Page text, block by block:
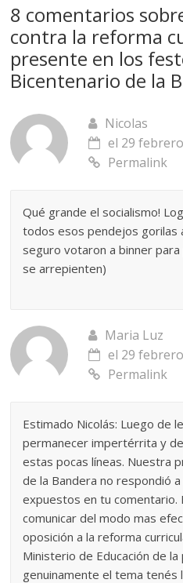
8 comentarios
contra la reforma
presente en los
Bicentenario de la
Nicolas
el 29
Permalink
Qué grande el socialismo!
todos esos pendejos gorilas
seguro votaron a binner
se arrepienten)
Maria Luz
el 29
Permalink
Estimado Nicolás: Luego de
permanecer impertérrita y
estas pocas líneas. Nuestra
de la Bandera no respondió
expuestos en tu comentario.
comunicar del modo mas
oposición a la reforma
Ministerio de Educación de
genuinamente el tema tenés